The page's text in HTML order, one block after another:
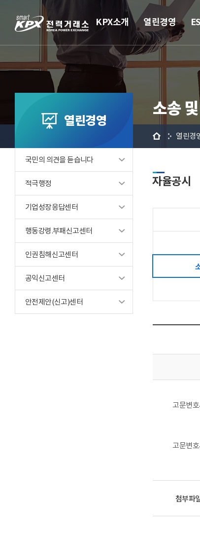
KPX소개 열린경영
열린경영
국민의 의견을 듣습니다
적극행정
기업성장응답센터
행동강령.부패신고센터
인권침해신고센터
공익신고센터
안전제안(신고)센터
소송
홈 열린경
자율공시
고문변호
고문변호
첨부파